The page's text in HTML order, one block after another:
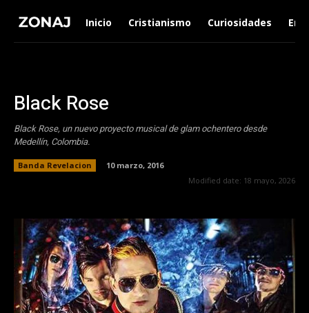
Inicio Cristianismo Curiosidades
Black Rose
Black Rose, un nuevo proyecto musical de glam ochentero desde
Medellín, Colombia.
Banda Revelacion
10 marzo, 2016
Modified date: 18 mayo, 2026